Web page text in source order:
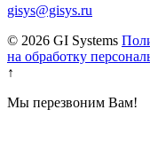
gisys@gisys.ru
© 2026 GI Systems
на обработку
↑
Мы перезвоним Вам!